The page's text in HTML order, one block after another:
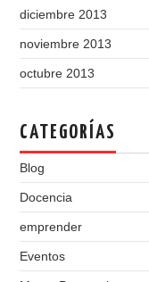
diciembre 2013
noviembre 2013
octubre 2013
CATEGORÍAS
Blog
Docencia
emprender
Eventos